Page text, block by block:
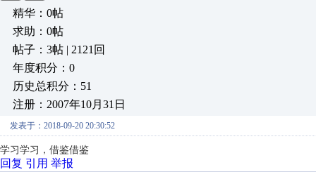
精华：0帖
求助：0帖
帖子：3帖 | 2121回
年度积分：0
历史总积分：51
注册：2007年10月31日
发表于：2018-09-20 20:30:52
学习学习，借鉴借鉴
回复 引用 举报